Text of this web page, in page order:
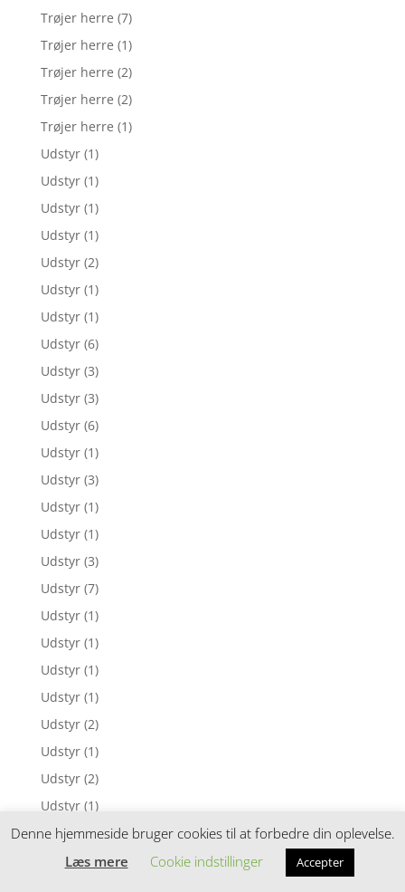
Trøjer herre (7)
Trøjer herre (1)
Trøjer herre (2)
Trøjer herre (2)
Trøjer herre (1)
Udstyr (1)
Udstyr (1)
Udstyr (1)
Udstyr (1)
Udstyr (2)
Udstyr (1)
Udstyr (1)
Udstyr (6)
Udstyr (3)
Udstyr (3)
Udstyr (6)
Udstyr (1)
Udstyr (3)
Udstyr (1)
Udstyr (1)
Udstyr (3)
Udstyr (7)
Udstyr (1)
Udstyr (1)
Udstyr (1)
Udstyr (1)
Udstyr (2)
Udstyr (1)
Udstyr (2)
Udstyr (1)
Udstyr (2)
Udstyr (1)
Denne hjemmeside bruger cookies til at forbedre din oplevelse.
Læs mere
Cookie indstillinger Accepter